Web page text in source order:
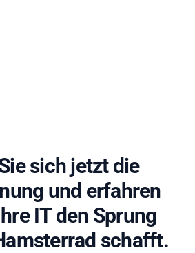
sich jetzt die
und erfahren
IT den Sprung
schafft.